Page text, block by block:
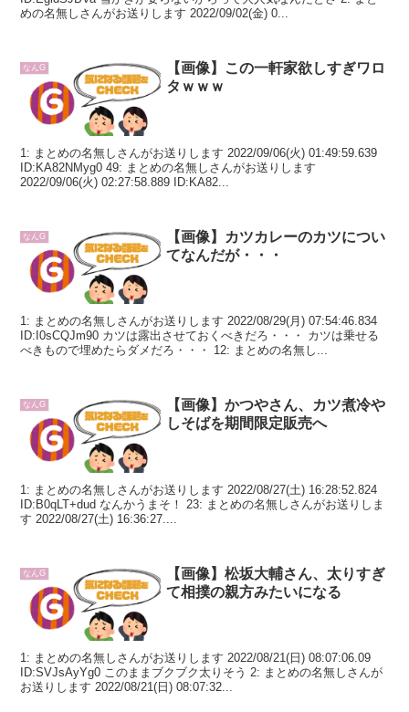
めの名無しさんがお送りします 2022/09/02(金) 0...
なんG
【画像】この一軒家欲しすぎワロ
タｗｗｗ
1: まとめの名無しさんがお送りします 2022/09/06(火) 01:49:59.639
ID:KA82NMyg0 49: まとめの名無しさんがお送りします
2022/09/06(火) 02:27:58.889 ID:KA82...
なんG
【画像】カツカレーのカツについ
てなんだが・・・
1: まとめの名無しさんがお送りします 2022/08/29(月) 07:54:46.834
ID:I0sCQJm90 カツは露出させておくべきだろ・・・ カツは乗せる
べきもので埋めたらダメだろ・・・ 12: まとめの名無し...
なんG
【画像】かつやさん、カツ煮冷や
しそばを期間限定販売へ
1: まとめの名無しさんがお送りします 2022/08/27(土) 16:28:52.824
ID:B0qLT+dud なんかうまそ！ 23: まとめの名無しさんがお送りしま
す 2022/08/27(土) 16:36:27....
なんG
【画像】松坂大輔さん、太りすぎ
て相撲の親方みたいになる
1: まとめの名無しさんがお送りします 2022/08/21(日) 08:07:06.09
ID:SVJsAyYg0 このままブクブク太りそう 2: まとめの名無しさんが
お送りします 2022/08/21(日) 08:07:32...